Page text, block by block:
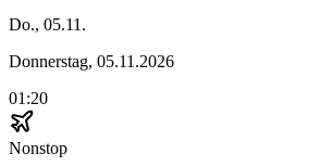
Do., 05.11.
Donnerstag, 05.11.2026
01:20
Nonstop